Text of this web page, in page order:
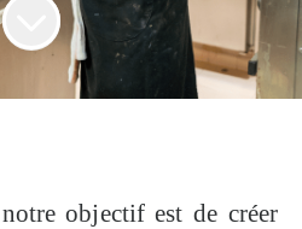
objectif est de créer